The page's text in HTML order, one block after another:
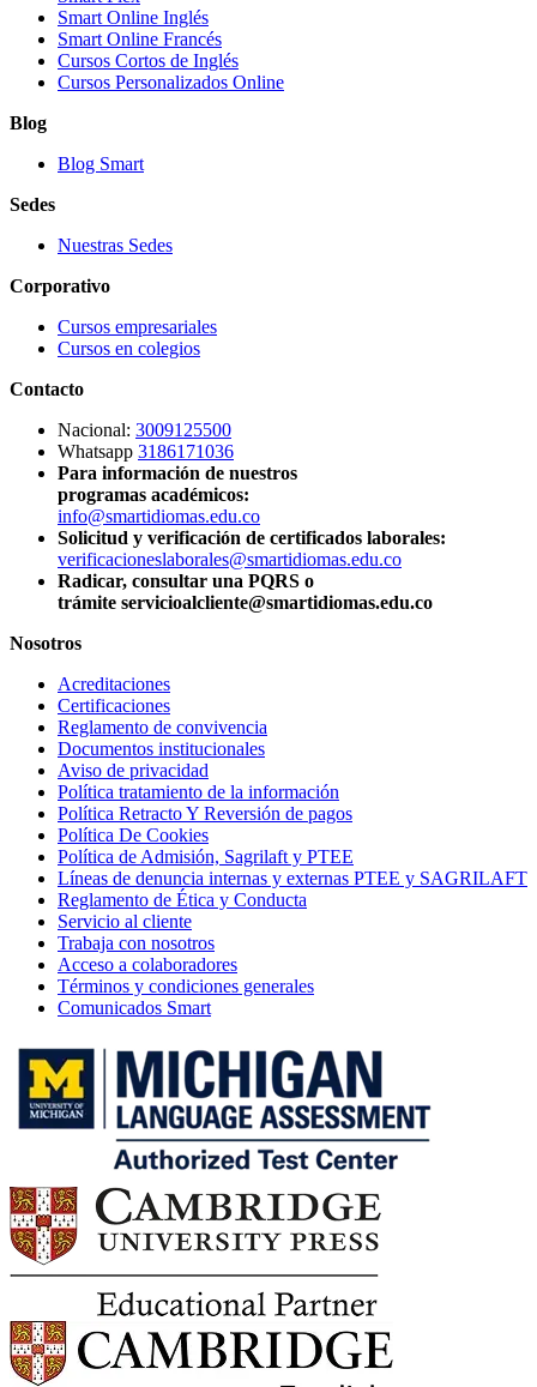
Smart Online Inglés
Smart Online Francés
Cursos Cortos de Inglés
Cursos Personalizados Online
Blog
Blog Smart
Sedes
Nuestras Sedes
Corporativo
Cursos empresariales
Cursos en colegios
Contacto
Nacional: 3009125500
Whatsapp 3186171036
Para información de nuestros
programas académicos:
info@smartidiomas.edu.co
Solicitud y verificación de certificados laborales:
verificacioneslaborales@smartidiomas.edu.co
Radicar, consultar una PQRS o
trámite servicioalcliente@smartidiomas.edu.co
Nosotros
Acreditaciones
Certificaciones
Reglamento de convivencia
Documentos institucionales
Aviso de privacidad
Política tratamiento de la información
Política Retracto Y Reversión de pagos
Política De Cookies
Política de Admisión, Sagrilaft y PTEE
Líneas de denuncia internas y externas PTEE y SAGRILAFT
Reglamento de Ética y Conducta
Servicio al cliente
Trabaja con nosotros
Acceso a colaboradores
Términos y condiciones generales
Comunicados Smart